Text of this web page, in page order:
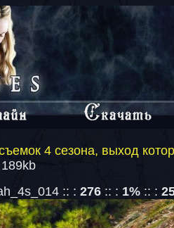
4 сезона, выход
:: : 276:: : 1%:: :